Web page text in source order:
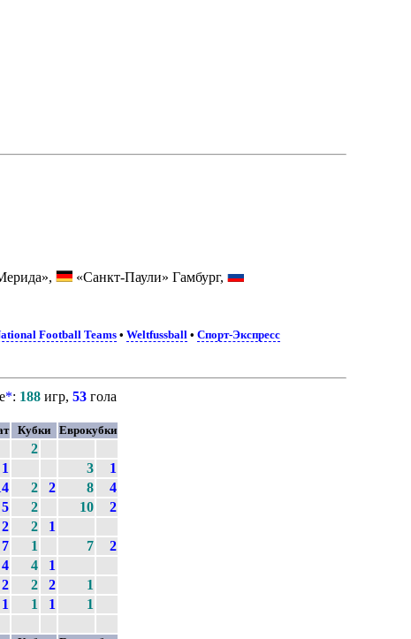
«Санкт-Паули» Гамбург,
Football Teams• Weltfussball• Спорт-Экспресс
*: 188игр, 53гола
Кубки Еврокубки
2
1 3
1
2 2 8
4
5 2 10
2
2 2
1
7 1 7
2
4 4
1
2 2 2
1
1 1 1
1